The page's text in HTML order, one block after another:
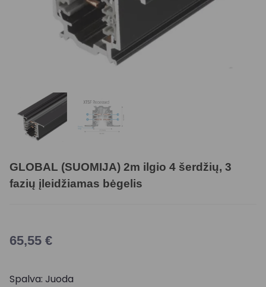
GLOBAL (SUOMIJA) 2m ilgio 4 šerdžių, 3
fazių įleidžiamas bėgelis
65,55 €
Spalva: Juoda